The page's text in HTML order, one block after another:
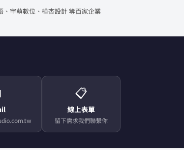
宇萌數位、樺杏設計 等百家企業
📋
線上表單
留下需求我們聯繫你